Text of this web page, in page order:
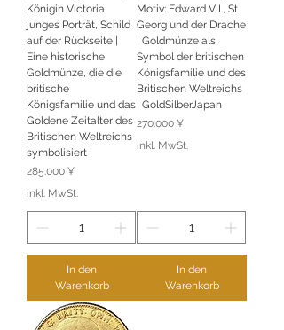
Königin Victoria,
junges Porträt, Schild
auf der Rückseite |
Eine historische
Goldmünze, die die
britische
Königsfamilie und das
Goldene Zeitalter des
Britischen Weltreichs
symbolisiert |
Preis
285.000 ¥
inkl. MwSt.
In den
Warenkorb
Motiv: Edward VII., St.
Georg und der Drache
| Goldmünze als
Symbol der britischen
Königsfamilie und des
Britischen Weltreichs
| GoldSilberJapan
Preis
270.000 ¥
inkl. MwSt.
In den
Warenkorb